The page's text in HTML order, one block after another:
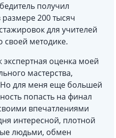
получил
200 тысяч
для учителей
своей методике.
экспертная оценка моей
мастерства,
для меня еще большей
попасть на финал
впечатлениями
интересной, плотной
людьми, обмен